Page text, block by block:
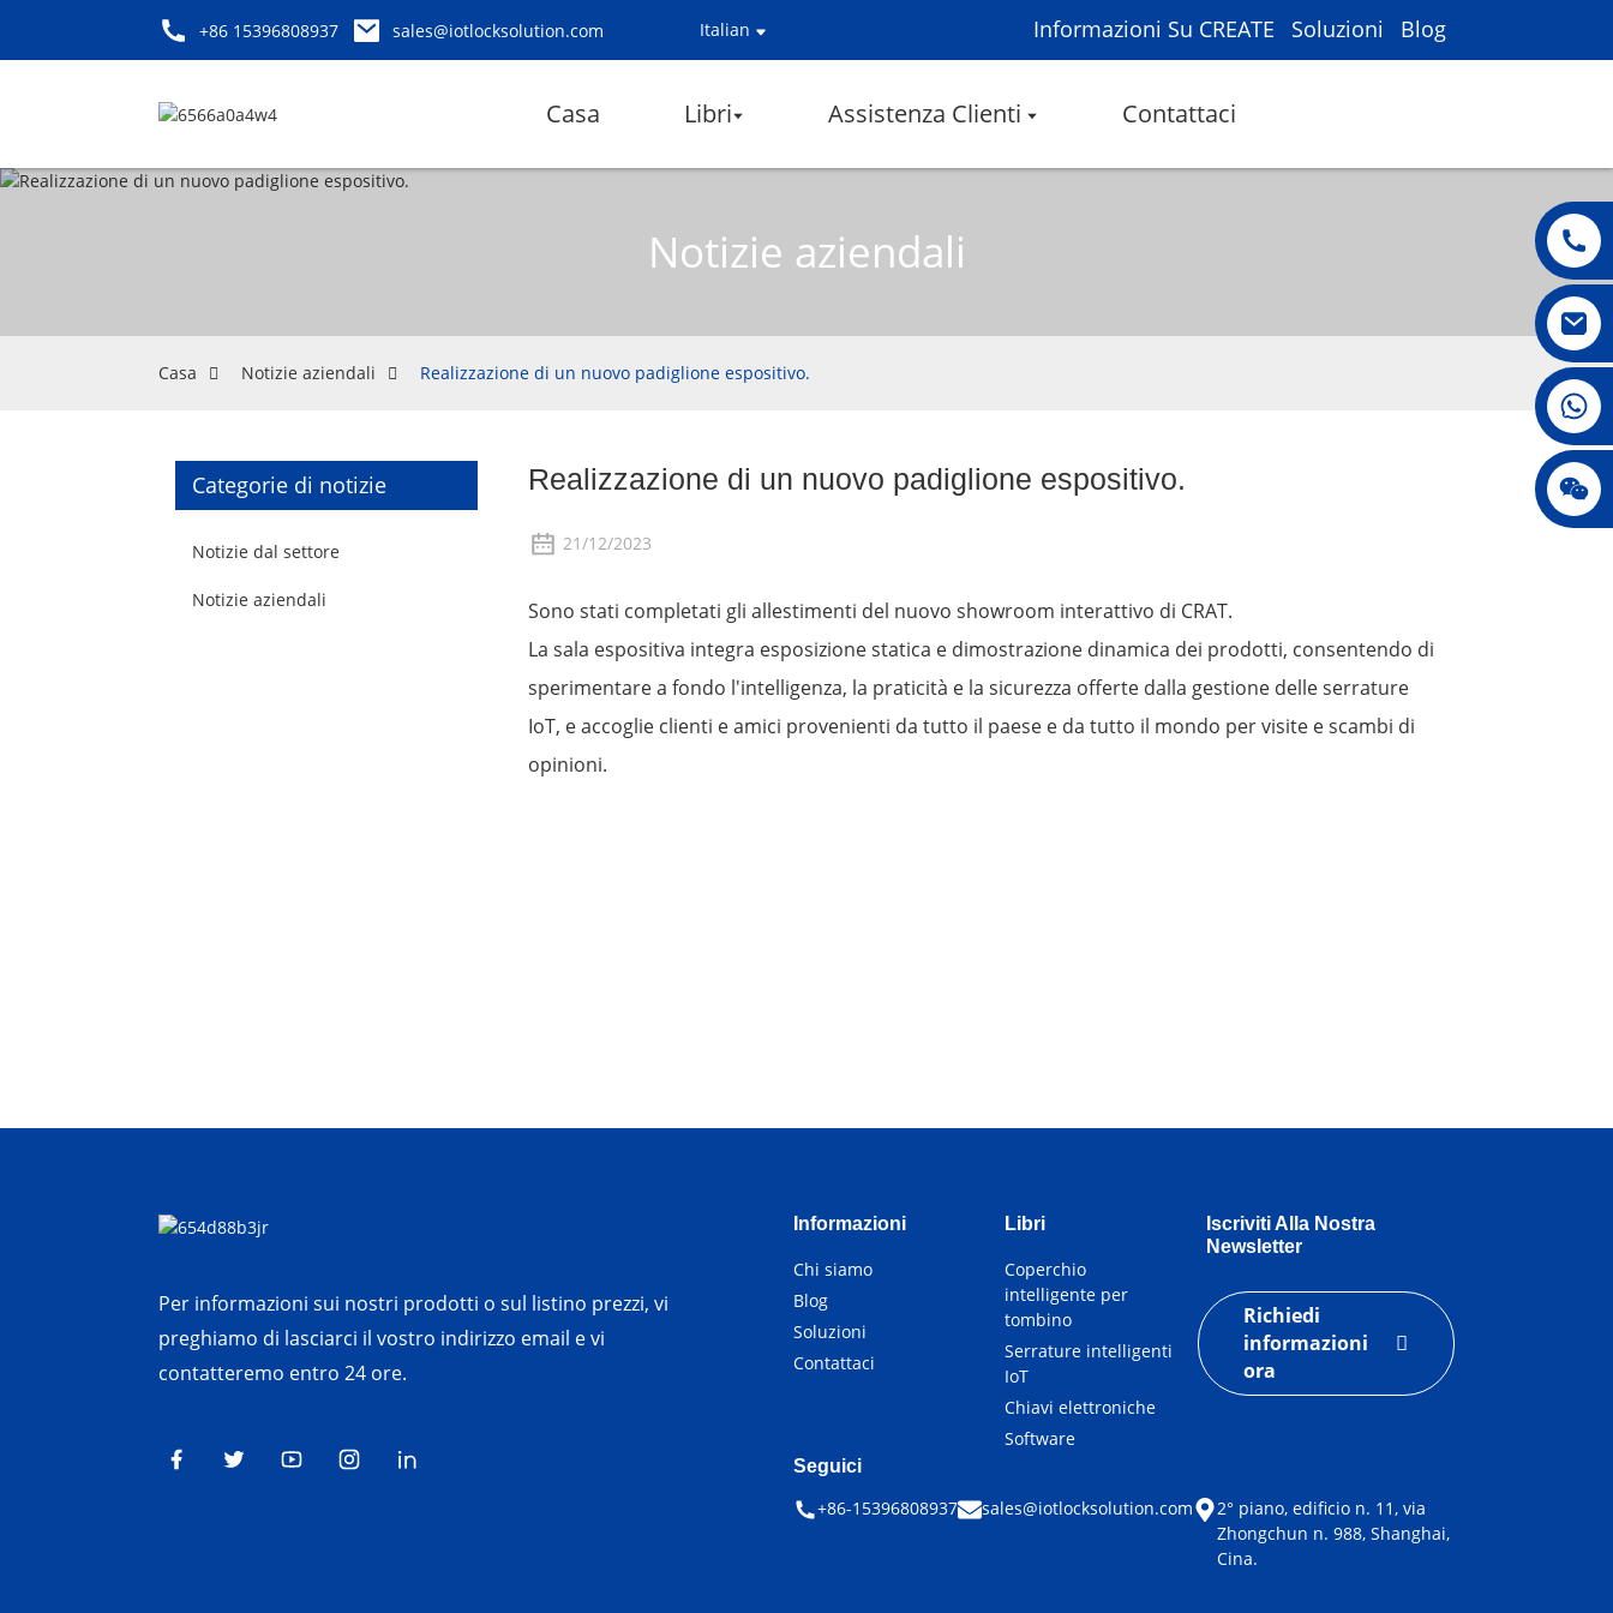
+86 15396808937 sales@iotlocksolution.com Italian Informazioni Su CREATE Soluzioni Blog
Casa Libri Assistenza Clienti Contattaci
Notizie aziendali
Casa Notizie aziendali Realizzazione di un nuovo padiglione espositivo.
Categorie di notizie
Notizie dal settore
Notizie aziendali
Realizzazione di un nuovo padiglione espositivo.
21/12/2023
Sono stati completati gli allestimenti del nuovo showroom interattivo di CRAT.
La sala espositiva integra esposizione statica e dimostrazione dinamica dei prodotti, consentendo di
sperimentare a fondo l'intelligenza, la praticità e la sicurezza offerte dalla gestione delle serrature
IoT, e accoglie clienti e amici provenienti da tutto il paese e da tutto il mondo per visite e scambi di
opinioni.
Per informazioni sui nostri prodotti o sul listino prezzi, vi
preghiamo di lasciarci il vostro indirizzo email e vi
contatteremo entro 24 ore.
Informazioni
Chi siamo
Blog
Soluzioni
Contattaci
Libri
Coperchio
intelligente per
tombino
Serrature intelligenti
IoT
Chiavi elettroniche
Software
Iscriviti Alla Nostra
Newsletter
Richiedi
informazioni
ora
Seguici
+86-15396808937 sales@iotlocksolution.com
2° piano, edificio n. 11, via
Zhongchun n. 988, Shanghai,
Cina.